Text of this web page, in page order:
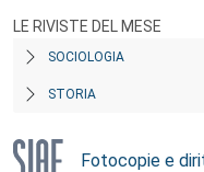
LE RIVISTE DEL MESE
SOCIOLOGIA
STORIA
Fotocopie e